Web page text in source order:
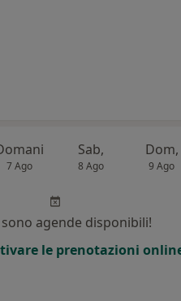
7 Ago
Sab,
8 Ago
Dom,
9 Ago
agende disponibili!
le prenotazioni